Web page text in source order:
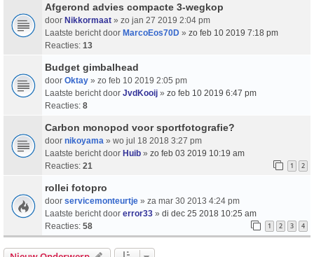
Afgerond advies compacte 3-wegkop
door Nikkormaat » zo jan 27 2019 2:04 pm
Laatste bericht door MarcoEos70D » zo feb 10 2019 7:18 pm
Reacties: 13
Budget gimbalhead
door Oktay » zo feb 10 2019 2:05 pm
Laatste bericht door JvdKooij » zo feb 10 2019 6:47 pm
Reacties: 8
Carbon monopod voor sportfotografie?
door nikoyama » wo jul 18 2018 3:27 pm
Laatste bericht door Huib » zo feb 03 2019 10:19 am
Reacties: 21 1 2
rollei fotopro
door servicemonteurtje » za mar 30 2013 4:24 pm
Laatste bericht door error33 » di dec 25 2018 10:25 am
Reacties: 58 1 2 3 4